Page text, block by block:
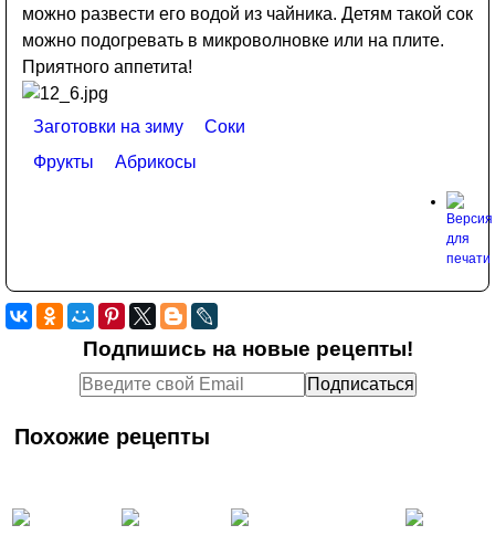
можно развести его водой из чайника. Детям такой сок
можно подогревать в микроволновке или на плите.
Приятного аппетита!
Заготовки на зиму
Соки
Фрукты
Абрикосы
Подпишись на новые рецепты!
Похожие рецепты